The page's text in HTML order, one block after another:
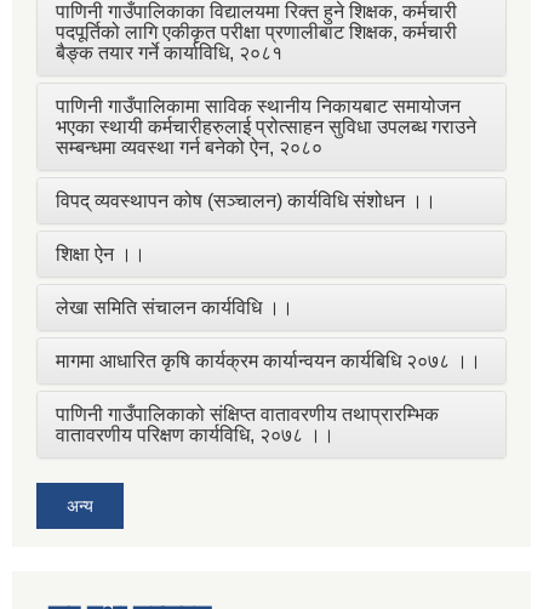
पाणिनी गाउँपालिकाका विद्यालयमा रिक्त हुने शिक्षक, कर्मचारी
पदपूर्तिको लागि एकीकृत परीक्षा प्रणालीबाट शिक्षक, कर्मचारी
बैङ्क तयार गर्ने कार्याविधि, २०८१
पाणिनी गाउँपालिकामा साविक स्थानीय निकायबाट समायोजन
भएका स्थायी कर्मचारीहरुलाई प्रोत्साहन सुविधा उपलब्ध गराउने
सम्बन्धमा व्यवस्था गर्न बनेको ऐन, २०८०
विपद् व्यवस्थापन कोष (सञ्चालन) कार्यविधि संशोधन ।।
शिक्षा ऐन ।।
लेखा समिति संचालन कार्यविधि ।।
मागमा आधारित कृषि कार्यक्रम कार्यान्वयन कार्यबिधि २०७८ ।।
पाणिनी गाउँपालिकाको संक्षिप्त वातावरणीय तथाप्रारम्भिक
वातावरणीय परिक्षण कार्यविधि, २०७८ ।।
अन्य